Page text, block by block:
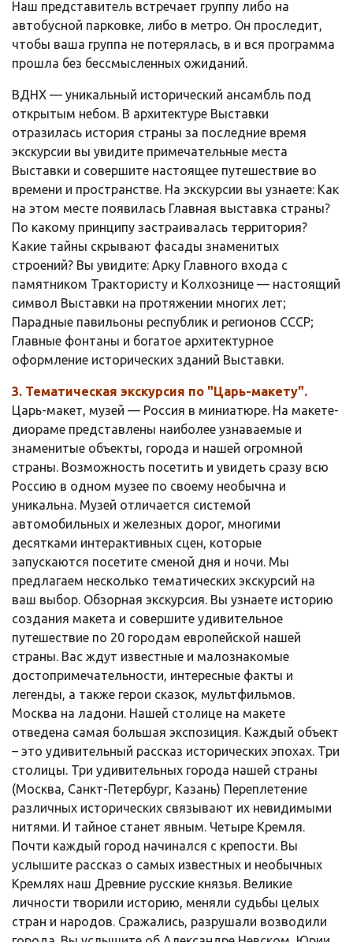
Наш представитель встречает группу либо на
автобусной парковке, либо в метро. Он проследит,
чтобы ваша группа не потерялась, в и вся программа
прошла без бессмысленных ожиданий.
ВДНХ — уникальный исторический ансамбль под
открытым небом. В архитектуре Выставки
отразилась история страны за последние время
экскурсии вы увидите примечательные места
Выставки и совершите настоящее путешествие во
времени и пространстве. На экскурсии вы узнаете: Как
на этом месте появилась Главная выставка страны?
По какому принципу застраивалась территория?
Какие тайны скрывают фасады знаменитых
строений? Вы увидите: Арку Главного входа с
памятником Трактористу и Колхознице — настоящий
символ Выставки на протяжении многих лет;
Парадные павильоны республик и регионов СССР;
Главные фонтаны и богатое архитектурное
оформление исторических зданий Выставки.
3. Тематическая экскурсия по "Царь-макету".
Царь-макет, музей — Россия в миниатюре. На макете-
диораме представлены наиболее узнаваемые и
знаменитые объекты, города и нашей огромной
страны. Возможность посетить и увидеть сразу всю
Россию в одном музее по своему необычна и
уникальна. Музей отличается системой
автомобильных и железных дорог, многими
десятками интерактивных сцен, которые
запускаются посетите сменой дня и ночи. Мы
предлагаем несколько тематических экскурсий на
ваш выбор. Обзорная экскурсия. Вы узнаете историю
создания макета и совершите удивительное
путешествие по 20 городам европейской нашей
страны. Вас ждут известные и малознакомые
достопримечательности, интересные факты и
легенды, а также герои сказок, мультфильмов.
Москва на ладони. Нашей столице на макете
отведена самая большая экспозиция. Каждый объект
– это удивительный рассказ исторических эпохах. Три
столицы. Три удивительных города нашей страны
(Москва, Санкт-Петербург, Казань) Переплетение
различных исторических связывают их невидимыми
нитями. И тайное станет явным. Четыре Кремля.
Почти каждый город начинался с крепости. Вы
услышите рассказ о самых известных и необычных
Кремлях наш Древние русские князья. Великие
личности творили историю, меняли судьбы целых
стран и народов. Сражались, разрушали возводили